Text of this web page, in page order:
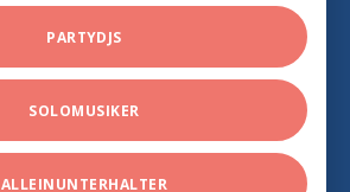
PARTYDJS
SOLOMUSIKER
ALLEINUNTERHALTER